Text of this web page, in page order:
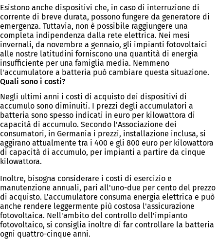
Esistono anche dispositivi che, in caso di interruzione di
corrente di breve durata, possono fungere da generatore di
emergenza. Tuttavia, non è possibile raggiungere una
completa indipendenza dalla rete elettrica. Nei mesi
invernali, da novembre a gennaio, gli impianti fotovoltaici
alle nostre latitudini forniscono una quantità di energia
insufficiente per una famiglia media. Nemmeno
l'accumulatore a batteria può cambiare questa situazione.
Quali sono i costi?
Negli ultimi anni i costi di acquisto dei dispositivi di
accumulo sono diminuiti. I prezzi degli accumulatori a
batteria sono spesso indicati in euro per kilowattora di
capacità di accumulo. Secondo l’Associazione dei
consumatori, in Germania i prezzi, installazione inclusa, si
aggirano attualmente tra i 400 e gli 800 euro per kilowattora
di capacità di accumulo, per impianti a partire da cinque
kilowattora.
Inoltre, bisogna considerare i costi di esercizio e
manutenzione annuali, pari all'uno-due per cento del prezzo
di acquisto. L'accumulatore consuma energia elettrica e può
anche rendere leggermente più costosa l'assicurazione
fotovoltaica. Nell'ambito del controllo dell'impianto
fotovoltaico, si consiglia inoltre di far controllare la batteria
ogni quattro-cinque anni.